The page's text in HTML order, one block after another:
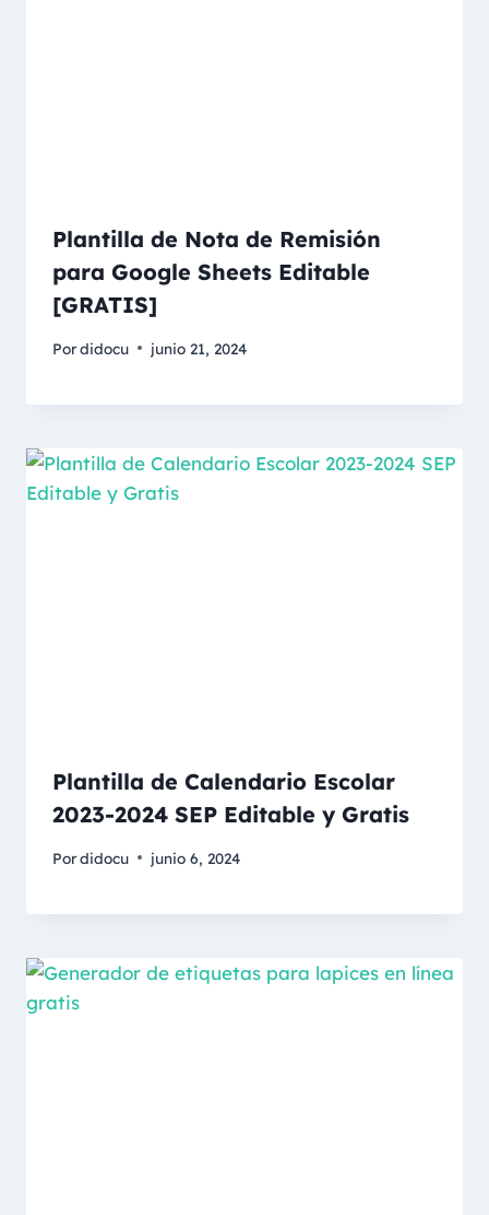
Plantilla de Nota de Remisión
para Google Sheets Editable
[GRATIS]
Pordidocu junio 21, 2024
Plantilla de Calendario Escolar
2023-2024 SEP Editable y Gratis
Pordidocu junio 6, 2024